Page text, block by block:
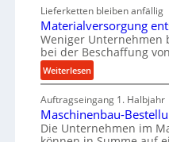
n
s
t
a
n
g
b
e
e
i
t
s
h
e
r
Ü
b
r
l
a
l
l
r
o
e
n
t
w
i
Lieferketten bleiben anfällig
Materialversorgung
Weniger Unternehmen
bei der Beschaffung
Weiterlesen:
M
a
t
e
Auftragseingang 1. Halbjahr
Maschinenbau-
Die Unternehmen im